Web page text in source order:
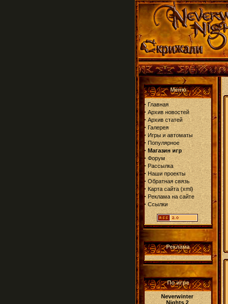
Меню
· Главная
· Архив новостей
· Архив статей
· Галерея
· Игры и автоматы
· Популярное
· Магазин игр
· Форум
· Рассылка
· Наши проекты
· Обратная связь
· Карта сайта(xml)
· Реклама на сайте
· Ссылки
Реклама
По игре
Neverwinter
Nights 2